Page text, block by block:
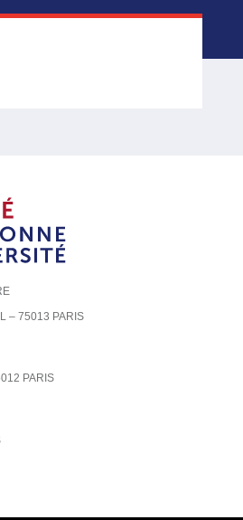
– 75013 PARIS
PARIS